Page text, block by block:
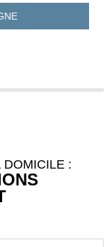
DOMICILE :